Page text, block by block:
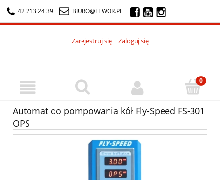
42 213 24 39 BIURO@LEWOR.PL
Zarejestruj się Zaloguj się
Automat do pompowania kół Fly-Speed FS-301
OPS